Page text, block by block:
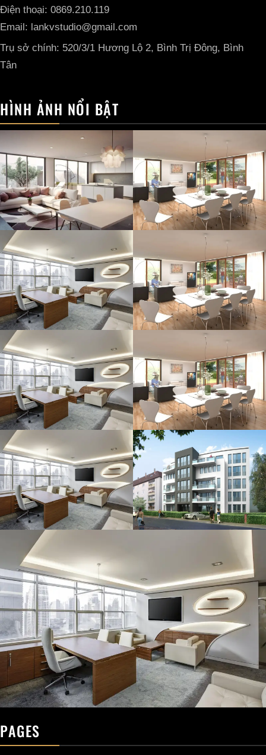
Điện thoại: 0869.210.119
Email: lankvstudio@gmail.com
Trụ sở chính: 520/3/1 Hương Lộ 2, Bình Trị Đông, Bình
Tân
HÌNH ẢNH NỔI BẬT
PAGES